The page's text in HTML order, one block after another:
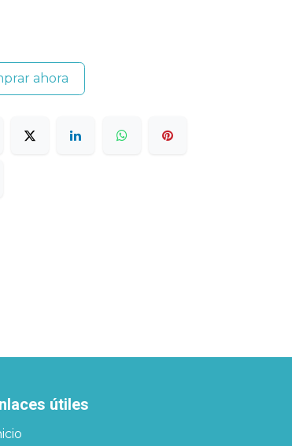
ahora
útiles